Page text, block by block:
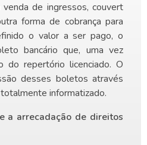
de ingressos, couvert
forma de cobrança para
o valor a ser pago, o
bancário que, uma vez
do repertório licenciado. O
desses boletos através
informatizado.
a arrecadação de direitos